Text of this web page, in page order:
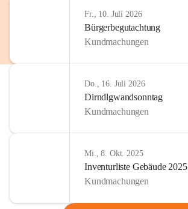
Fr., 10. Juli 2026
Bürgerbegutachtung
Kundmachungen
Do., 16. Juli 2026
Dirndlgwandsonntag
Kundmachungen
Mi., 8. Okt. 2025
Inventurliste Gebäude 2025
Kundmachungen